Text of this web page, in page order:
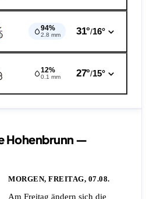
94%
2.8 mm 31°/16°
12%
0.1 mm 27°/15°
Hohenbrunn —
MORGEN, FREITAG, 07.08.
Am Freitag ändern sich die